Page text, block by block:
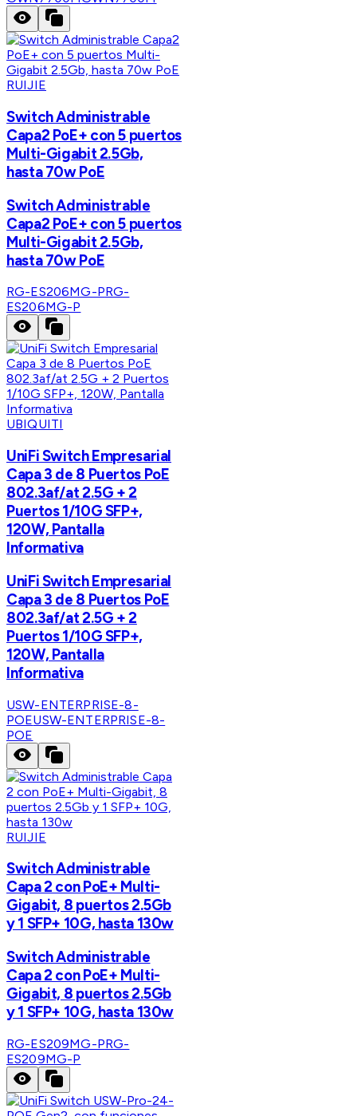
RUIJIE
Switch Administrable
Capa2 PoE+ con 5 puertos
Multi-Gigabit 2.5Gb,
hasta 70w PoE
Switch Administrable
Capa2 PoE+ con 5 puertos
Multi-Gigabit 2.5Gb,
hasta 70w PoE
RG-ES206MG-PRG-
ES206MG-P
UBIQUITI
UniFi Switch Empresarial
Capa 3 de 8 Puertos PoE
802.3af/at 2.5G + 2
Puertos 1/10G SFP+,
120W, Pantalla
Informativa
UniFi Switch Empresarial
Capa 3 de 8 Puertos PoE
802.3af/at 2.5G + 2
Puertos 1/10G SFP+,
120W, Pantalla
Informativa
USW-ENTERPRISE-8-
POEUSW-ENTERPRISE-8-
POE
RUIJIE
Switch Administrable
Capa 2 con PoE+ Multi-
Gigabit, 8 puertos 2.5Gb
y 1 SFP+ 10G, hasta 130w
Switch Administrable
Capa 2 con PoE+ Multi-
Gigabit, 8 puertos 2.5Gb
y 1 SFP+ 10G, hasta 130w
RG-ES209MG-PRG-
ES209MG-P